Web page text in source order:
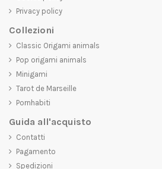
Privacy policy
Collezioni
Classic Origami animals
Pop origami animals
Minigami
Tarot de Marseille
Pornhabiti
Guida all'acquisto
Contatti
Pagamento
Spedizioni